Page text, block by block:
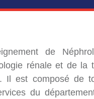
de
rénale et de la
Il est composé de
du